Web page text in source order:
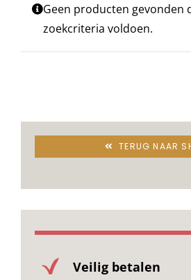
LoungeGeen producten gevonden
zoekcriteria voldoen.
TERUG NAAR
Veilig betalen